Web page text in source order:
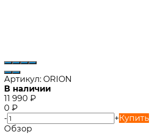
Артикул: ORION
В наличии
11 990 ₽
0 ₽
-
+Купить
Обзор